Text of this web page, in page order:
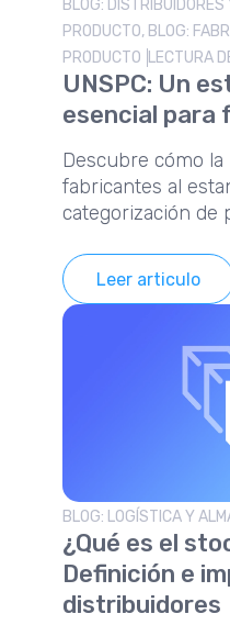
BLOG: DISTRIBUIDORES
PRODUCTO, BLOG:
PRODUCTO LECTURA
UNSPC: Un
esencial para
Descubre cómo la
fabricantes al
categorización de
Leer articulo
BLOG: LOGÍSTICA Y
¿Qué es el
Definición e
distribuidores